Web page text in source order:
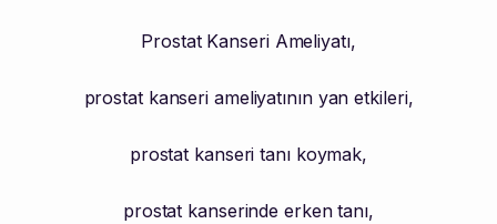
Prostat Kanseri Ameliyatı,
prostat kanseri ameliyatının yan etkileri,
prostat kanseri tanı koymak,
prostat kanserinde erken tanı,